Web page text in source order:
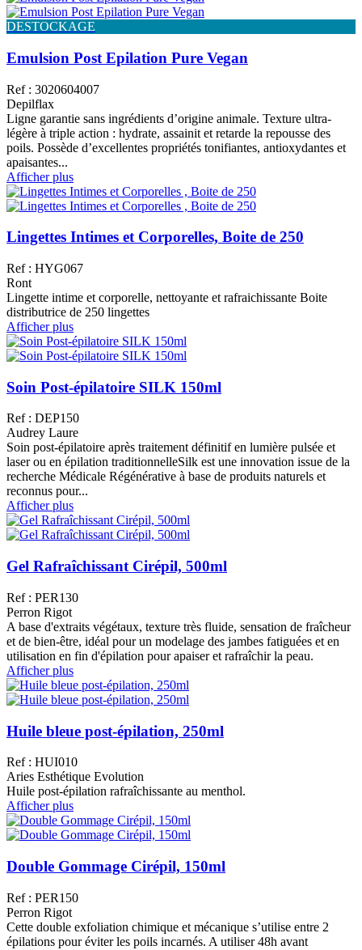
DESTOCKAGE
Emulsion Post Epilation Pure Vegan
Ref : 3020604007
Depilflax
Ligne garantie sans ingrédients d’origine animale. Texture ultra-
légère à triple action : hydrate, assainit et retarde la repousse des
poils. Possède d’excellentes propriétés tonifiantes, antioxydantes et
apaisantes...
Afficher plus
Lingettes Intimes et Corporelles, Boite de 250
Ref : HYG067
Ront
Lingette intime et corporelle, nettoyante et rafraichissante Boite
distributrice de 250 lingettes
Afficher plus
Soin Post-épilatoire SILK 150ml
Ref : DEP150
Audrey Laure
Soin post-épilatoire après traitement définitif en lumière pulsée et
laser ou en épilation traditionnelleSilk est une innovation issue de la
recherche Médicale Régénérative à base de produits naturels et
reconnus pour...
Afficher plus
Gel Rafraîchissant Cirépil, 500ml
Ref : PER130
Perron Rigot
A base d'extraits végétaux, texture très fluide, sensation de fraîcheur
et de bien-être, idéal pour un modelage des jambes fatiguées et en
utilisation en fin d'épilation pour apaiser et rafraîchir la peau.
Afficher plus
Huile bleue post-épilation, 250ml
Ref : HUI010
Aries Esthétique Evolution
Huile post-épilation rafraîchissante au menthol.
Afficher plus
Double Gommage Cirépil, 150ml
Ref : PER150
Perron Rigot
Cette double exfoliation chimique et mécanique s’utilise entre 2
épilations pour éviter les poils incarnés. A utiliser 48h avant